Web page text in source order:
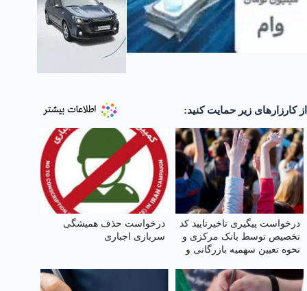
از کارزارهای زیر حمایت کنید:
درخواست پیگیری تاخیرتایید کد
تخصیص توسط بانک مرکزی و
نحوه تعیین سهمیه بازرگانی و
درخواست حذف همیشگی
سربازی اجباری